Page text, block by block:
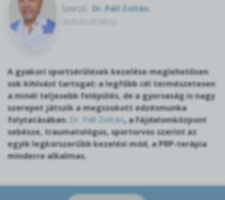
Szerző: Dr. Páll Zoltán
A gyakori sportsérülések kezelése meglehetősen
sok kihívást tartogat: a legfőbb cél természetesen
a minél teljesebb felépülés, de a gyorsaság is nagy
szerepet játszik a megszokott edzésmunka
folytatásában. Dr. Páll Zoltán, a Fájdalomközpont
sebésze, traumatológus, sportorvos szerint az
egyik legkorszerűbb kezelési mód, a PRP-terápia
minderre alkalmas.